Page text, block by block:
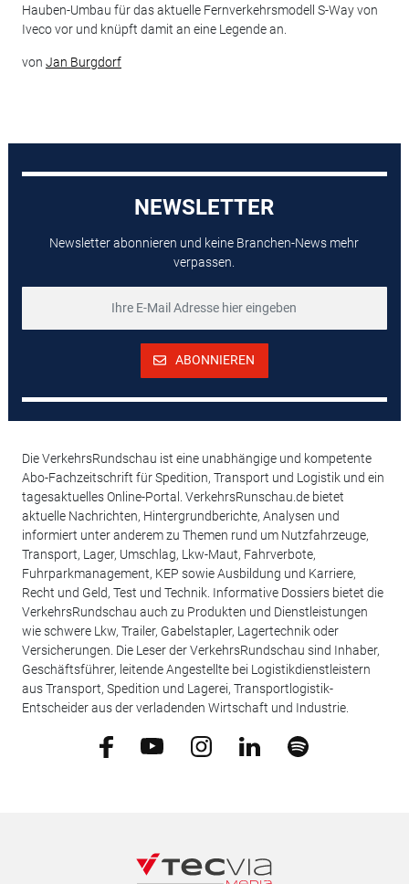
Hauben-Umbau für das aktuelle Fernverkehrsmodell S-Way von
Iveco vor und knüpft damit an eine Legende an.
von Jan Burgdorf
NEWSLETTER
Newsletter abonnieren und keine Branchen-News mehr
verpassen.
ABONNIEREN
Die VerkehrsRundschau ist eine unabhängige und kompetente
Abo-Fachzeitschrift für Spedition, Transport und Logistik und ein
tagesaktuelles Online-Portal. VerkehrsRunschau.de bietet
aktuelle Nachrichten, Hintergrundberichte, Analysen und
informiert unter anderem zu Themen rund um Nutzfahrzeuge,
Transport, Lager, Umschlag, Lkw-Maut, Fahrverbote,
Fuhrparkmanagement, KEP sowie Ausbildung und Karriere,
Recht und Geld, Test und Technik. Informative Dossiers bietet die
VerkehrsRundschau auch zu Produkten und Dienstleistungen
wie schwere Lkw, Trailer, Gabelstapler, Lagertechnik oder
Versicherungen. Die Leser der VerkehrsRundschau sind Inhaber,
Geschäftsführer, leitende Angestellte bei Logistikdienstleistern
aus Transport, Spedition und Lagerei, Transportlogistik-
Entscheider aus der verladenden Wirtschaft und Industrie.